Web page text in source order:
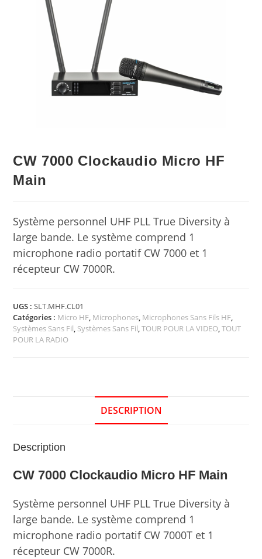
CW 7000 Clockaudio Micro HF
Main
Système personnel UHF PLL True Diversity à
large bande. Le système comprend 1
microphone radio portatif CW 7000 et 1
récepteur CW 7000R.
UGS :SLT.MHF.CL01
Catégories : Micro HF, Microphones, Microphones Sans Fils HF,
Systèmes Sans Fil, Systèmes Sans Fil,TOUR POUR LA VIDEO,TOUT
POUR LA RADIO
DESCRIPTION
Description
CW 7000 Clockaudio Micro HF Main
Système personnel UHF PLL True Diversity à
large bande. Le système comprend 1
microphone radio portatif CW 7000T et 1
récepteur CW 7000R.